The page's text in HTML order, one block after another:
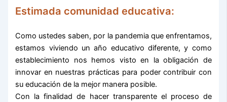
Estimada comunidad educativa:
Como ustedes saben, por la pandemia que enfrentamos,
estamos viviendo un año educativo diferente, y como
establecimiento nos hemos visto en la obligación de
innovar en nuestras prácticas para poder contribuir con
su educación de la mejor manera posible.
Con la finalidad de hacer transparente el proceso de